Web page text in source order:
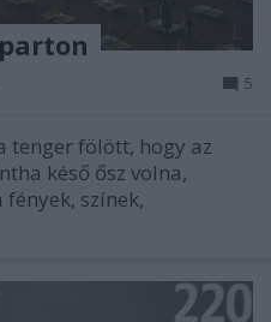
5
tenger fölött, hogy az
késő ősz volna,
színek,